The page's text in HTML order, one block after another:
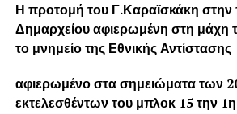
Η προτομή του Γ.Καραϊσκάκη στην
Δημαρχείου αφιερωμένη στη μάχη
το μνημείο της Εθνικής Αντίστασης
αφιερωμένο στα σημειώματα των
εκτελεσθέντων του μπλοκ 15 την